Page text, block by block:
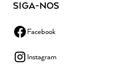
SIGA-NOS
Facebook
Instagram